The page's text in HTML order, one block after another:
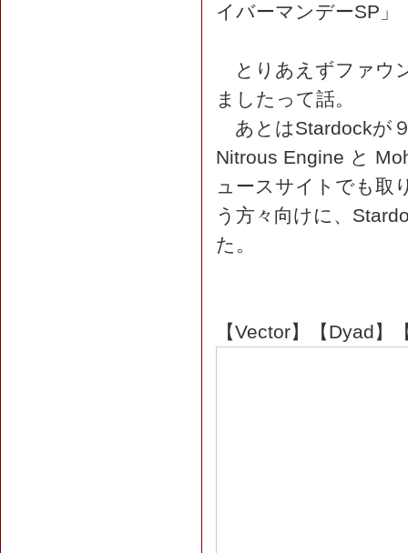
イバーマンデーSP」
とりあえずファウ
ましたって話。
あとはStardockが
Nitrous Engine と
ュースサイトでも取
う方々向けに、
た。
【Vector】【Dyad】